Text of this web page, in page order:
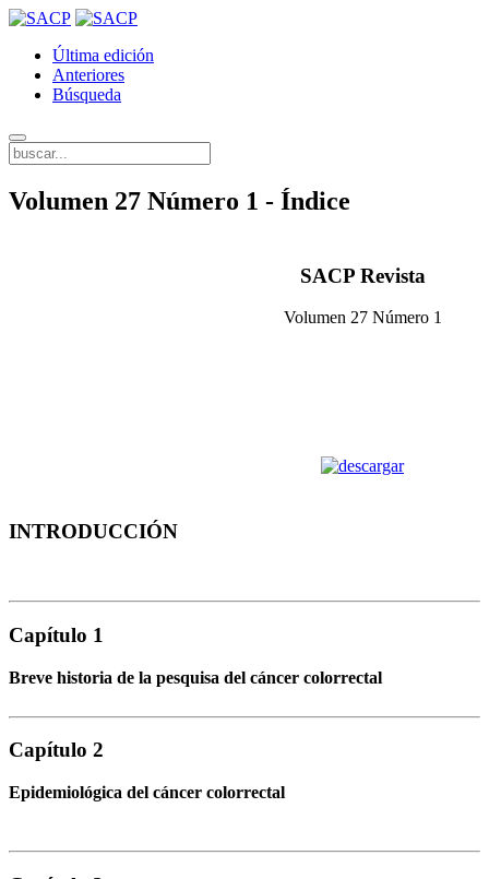
Última edición
Anteriores
Búsqueda
Volumen 27 Número 1 - Índice
SACP Revista
Volumen 27 Número 1
INTRODUCCIÓN
Capítulo 1
Breve historia de la pesquisa del cáncer colorrectal
Capítulo 2
Epidemiológica del cáncer colorrectal